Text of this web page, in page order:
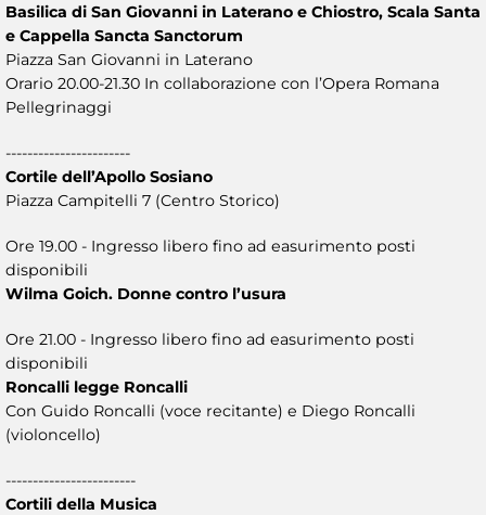
Basilica di San Giovanni in Laterano e Chiostro, Scala Santa
e Cappella Sancta Sanctorum
Piazza San Giovanni in Laterano
Orario 20.00-21.30 In collaborazione con l’Opera Romana
Pellegrinaggi
-----------------------
Cortile dell’Apollo Sosiano
Piazza Campitelli 7 (Centro Storico)
Ore 19.00 - Ingresso libero fino ad easurimento posti
disponibili
Wilma Goich. Donne contro l’usura
Ore 21.00 - Ingresso libero fino ad easurimento posti
disponibili
Roncalli legge Roncalli
Con Guido Roncalli (voce recitante) e Diego Roncalli
(violoncello)
------------------------
Cortili della Musica